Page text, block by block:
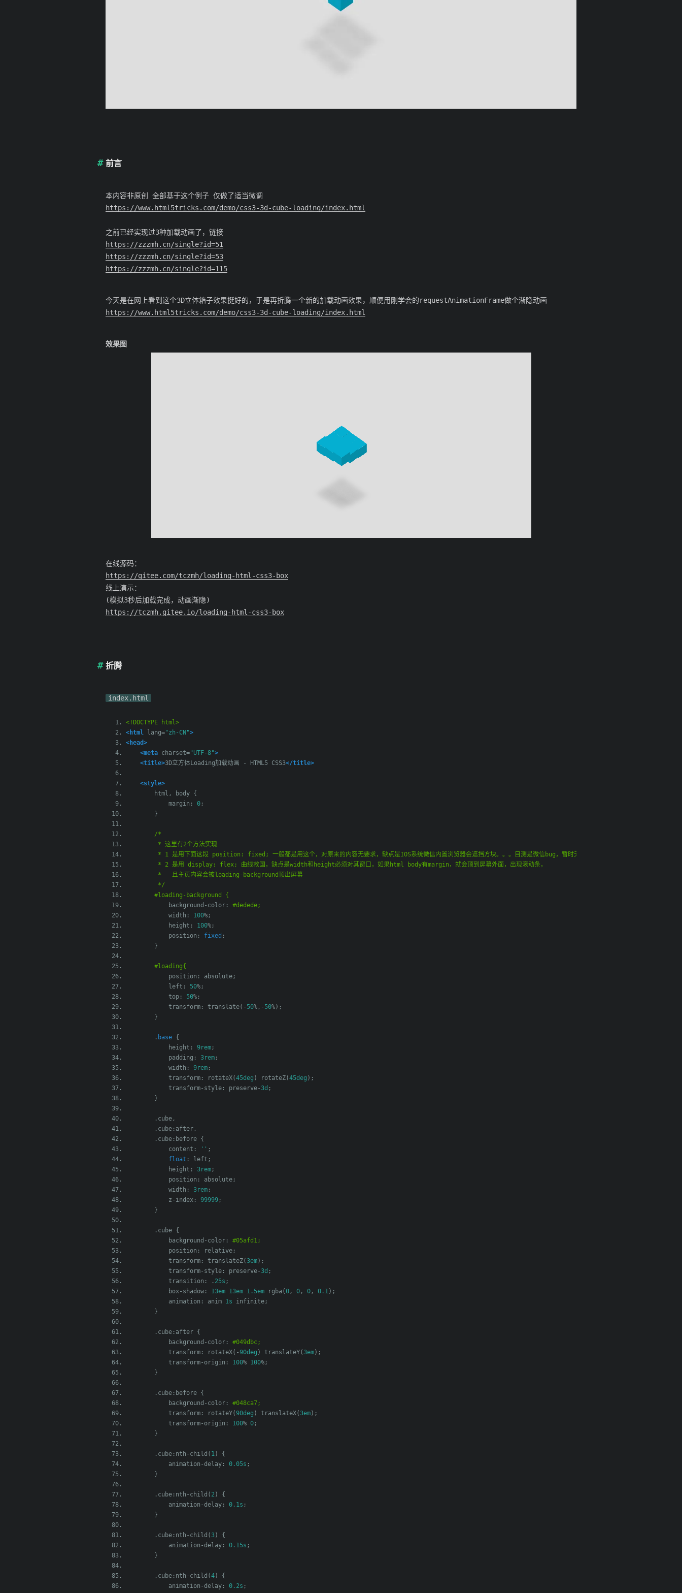
前言
本内容非原创 全部基于这个例子 仅做了适当微调
https://www.html5tricks.com/demo/css3-3d-cube-loading/index.html
之前已经实现过3种加载动画了，链接
https://zzzmh.cn/single?id=51
https://zzzmh.cn/single?id=53
https://zzzmh.cn/single?id=115
今天是在网上看到这个3D立体箱子效果挺好的，于是再折腾一个新的加载动画效果，顺便用刚学会的requestAnimationFrame做个渐隐动画
https://www.html5tricks.com/demo/css3-3d-cube-loading/index.html
效果图
在线源码：
https://gitee.com/tczmh/loading-html-css3-box
线上演示：
(模拟3秒后加载完成，动画渐隐)
https://tczmh.gitee.io/loading-html-css3-box
折腾
index.html
<!DOCTYPE html>
<html
lang="zh-CN">
<head>
<meta charset="UTF-8">
<title>3D立方体Loading加载动画 - HTML5 CSS3</title>
<style>
        html
, body {
            margin
: 0 ;
}
/*
         * 这里有2个方法实现
         * 1 是用下面这段 position: fixed; 一般都是用这个，对原来的内容无要求，缺点是IOS系统微信内置浏览器会遮挡方块。。。目测是微信bug，暂时无解
         * 2 是用 display: flex; 曲线救国，缺点是width和height必须对其窗口，如果html body有margin，就会顶到屏幕外面，出现滚动条，
         *   且主页内容会被loading-background顶出屏幕
         */
#loading-background {
            background
- color :
#dedede;
            width
: 100%;
            height
: 100%;
            position
: fixed ;
}
#loading{
            position
: absolute ;
            left
: 50%;
            top
: 50%;
            transform
: translate(- 50%,- 50%);
}
. base {
            height
: 9rem ;
            padding
: 3rem ;
            width
: 9rem ;
            transform
: rotateX(45deg ) rotateZ(45deg );
            transform
- style : preserve-3d ;
}
. cube ,
. cube : after ,
. cube : before {
            content
: '' ;
float : left ;
            height
: 3rem ;
            position
: absolute ;
            width
: 3rem ;
            z
- index : 99999 ;
}
. cube {
            background
- color :
#05afd1;
            position
: relative ;
            transform
: translateZ(3em);
            transform
- style : preserve-3d ;
            transition
: . 25s ;
            box
- shadow : 13em 13em 1.5em rgba(0 , 0 , 0 , 0.1);
            animation
: anim 1s infinite ;
}
. cube : after {
            background
- color :
#049dbc;
            transform
: rotateX(-90deg ) translateY(3em);
            transform
- origin : 100% 100%;
}
. cube : before {
            background
- color :
#048ca7;
            transform
: rotateY(90deg ) translateX(3em);
            transform
- origin : 100% 0 ;
}
. cube : nth - child ( 1)
{
            animation
-delay : 0.05s ;
}
. cube : nth - child ( 2)
{
            animation
-delay : 0.1s ;
}
. cube : nth - child (3)
{
            animation
-delay : 0.15s ;
}
. cube : nth - child (4)
{
            animation
-delay : 0.2s ;